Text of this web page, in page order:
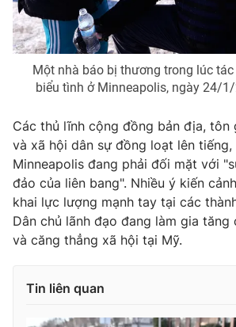
Một nhà báo bị thương trong lúc
biểu tình ở Minneapolis, ngày 24/
Các thủ lĩnh cộng đồng bản địa, tôn
và xã hội dân sự đồng loạt lên tiếng,
Minneapolis đang phải đối mặt với
đảo của liên bang". Nhiều ý kiến
khai lực lượng mạnh tay tại các
Dân chủ lãnh đạo đang làm gia tăng
và căng thẳng xã hội tại Mỹ.
Tin liên quan